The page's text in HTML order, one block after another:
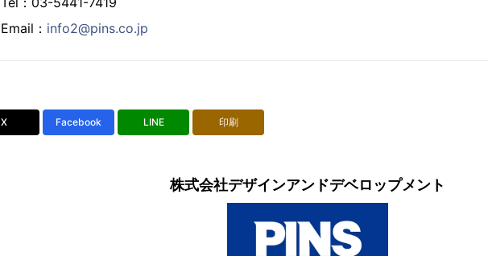
Email： info2@pins.co.jp
X Facebook LINE 印刷
株式会社デザインアンドデベロップメント